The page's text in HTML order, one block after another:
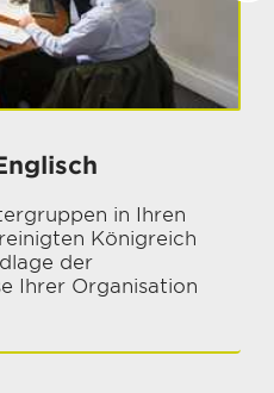
in Ihren
Königreich
der
Ihrer Organisation